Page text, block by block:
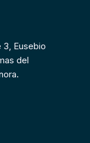
3, Eusebio
del